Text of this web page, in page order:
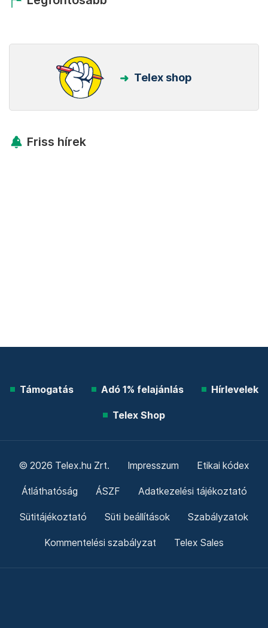
Telex shop
Friss hírek
Támogatás Adó 1% felajánlás Hírlevelek
Telex Shop
© 2026 Telex.hu Zrt. Impresszum Etikai kódex
Átláthatóság ÁSZF Adatkezelési tájékoztató
Sütitájékoztató Süti beállítások Szabályzatok
Kommentelési szabályzat Telex Sales